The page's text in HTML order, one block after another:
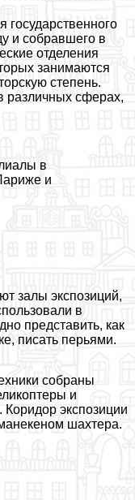
государственного
и собравшего в
отделения
занимаются
степень.
различных сферах,
в
и
залы экспозиций,
в
представить, как
писать перьями.
собраны
и
экспозиции
шахтера.